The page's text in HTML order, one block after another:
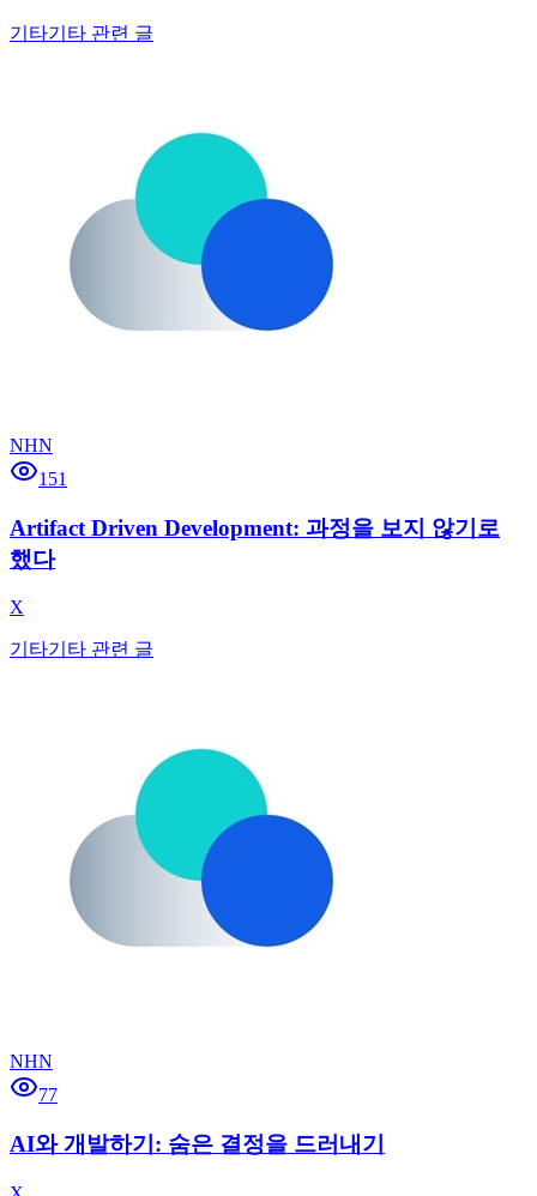
기타기타 관련 글
NHN
151
Artifact Driven Development: 과정을 보지 않기로
했다
X
기타기타 관련 글
NHN
77
AI와 개발하기: 숨은 결정을 드러내기